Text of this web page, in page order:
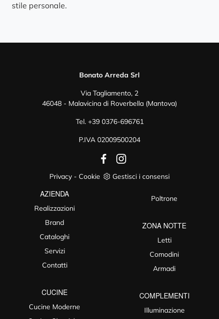
stile personale.
Bonato Arreda Srl
Via Tagliamento, 2
46048 - Malavicina di Roverbella (Mantova)
Tel. +39 0376-696761
P.IVA 02009500204
Privacy - Cookie Gestisci i consensi
AZIENDA
Realizzazioni
Brand
Cataloghi
Servizi
Contatti
CUCINE
Cucine Moderne
Poltrone
ZONA NOTTE
Letti
Comodini
Armadi
COMPLEMENTI
Illuminazione